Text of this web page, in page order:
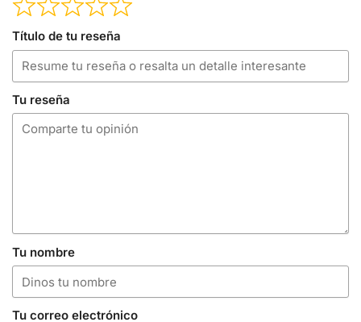
Título de tu reseña
Tu reseña
Tu nombre
Tu correo electrónico